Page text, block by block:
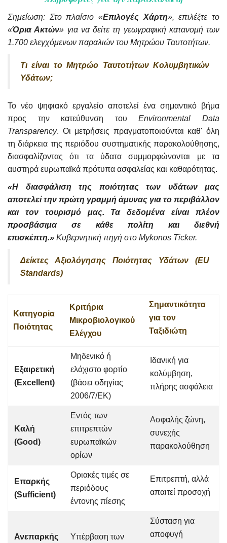
Σημείωση: Στο πλαίσιο «Επιλογές Χάρτη», επιλέξτε το
«Όρια Ακτών» για να δείτε τη γεωγραφική κατανομή των
1.700 ελεγχόμενων παραλιών του Μητρώου Ταυτοτήτων.
Τι είναι το Μητρώο Ταυτοτήτων Κολυμβητικών
Υδάτων;
Το νέο ψηφιακό εργαλείο αποτελεί ένα σημαντικό βήμα
προς την κατεύθυνση τουEnvironmental Data
Transparency. Οι μετρήσεις πραγματοποιούνται καθ' όλη
τη διάρκεια της περιόδου συστηματικής παρακολούθησης,
διασφαλίζοντας ότι τα ύδατα συμμορφώνονται με τα
αυστηρά ευρωπαϊκά πρότυπα ασφαλείας και καθαρότητας.
«Η διασφάλιση της ποιότητας των υδάτων μας
αποτελεί την πρώτη γραμμή άμυνας για το περιβάλλον
και τον τουρισμό μας. Τα δεδομένα είναι πλέον
προσβάσιμα σε κάθε πολίτη και διεθνή
επισκέπτη.» Κυβερνητική πηγή στο Mykonos Ticker.
Δείκτες Αξιολόγησης Ποιότητας Υδάτων (EU
Standards)
Κατηγορία
Ποιότητας
Κριτήρια
Μικροβιολογικού
Ελέγχου
Σημαντικότητα
για τον
Ταξιδιώτη
Εξαιρετική
(Excellent)
Μηδενικό ή
ελάχιστο φορτίο
(βάσει οδηγίας
2006/7/ΕΚ)
Ιδανική για
κολύμβηση,
πλήρης ασφάλεια
Καλή
(Good)
Εντός των
επιτρεπτών
ευρωπαϊκών
ορίων
Ασφαλής ζώνη,
συνεχής
παρακολούθηση
Επαρκής
(Sufficient)
Οριακές τιμές σε
περιόδους
έντονης πίεσης
Επιτρεπτή, αλλά
απαιτεί προσοχή
Ανεπαρκής
Υπέρβαση των
Σύσταση για
αποφυγή